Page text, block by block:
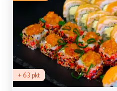
+ 63 pkt